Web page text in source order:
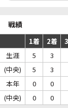
戦績
1着 2着
生涯
5 3
(中央)
5 3
本年
0 0
(中央)
0 0